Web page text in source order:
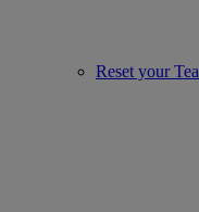
Reset your